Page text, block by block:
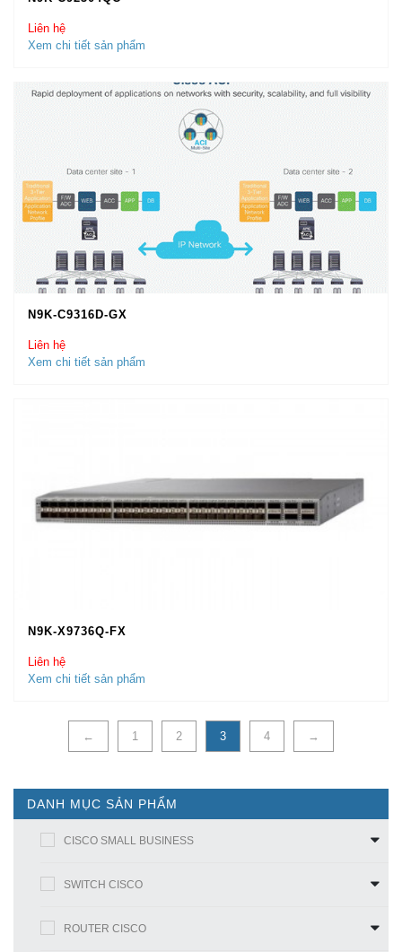
Liên hệ
Xem chi tiết sản phẩm
N9K-C9316D-GX
Liên hệ
Xem chi tiết sản phẩm
N9K-X9736Q-FX
Liên hệ
Xem chi tiết sản phẩm
← 1 2 3 4 →
DANH MỤC SẢN PHẨM
CISCO SMALL BUSINESS
SWITCH CISCO
ROUTER CISCO